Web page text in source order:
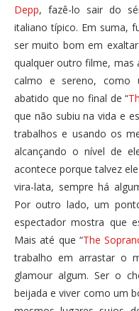
Depp, fazê-lo sair do
italiano típico. Em suma,
ser muito bom em
qualquer outro filme, mas
calmo e sereno, como
abatido que no final de “
que não subiu na vida e
trabalhos e usando os
alcançando o nível de
acontece porque talvez
vira-lata, sempre há
Por outro lado, um
espectador mostra que
Mais até que “The
trabalho em arrastar o
glamour algum. Ser o
beijada e viver como um